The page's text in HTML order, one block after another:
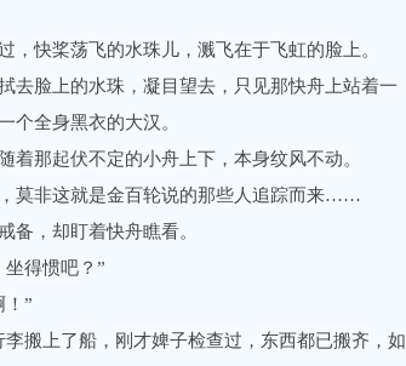
快桨荡飞的水珠儿，溅飞在于飞虹的脸上。
脸上的水珠，凝目望去，只见那快舟上站着一
个全身黑衣的大汉。
那起伏不定的小舟上下，本身纹风不动。
非这就是金百轮说的那些人追踪而来……
，却盯着快舟瞧看。
得惯吧？”
”
上了船，刚才婢子检查过，东西都已搬齐，如